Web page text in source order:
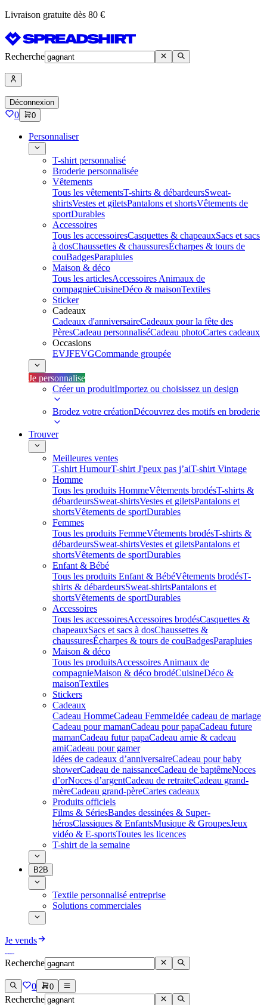
Livraison gratuite dès 80 €
Recherche
Déconnexion
0 0
Personnaliser
T-shirt personnalisé
Broderie personnalisée
Vêtements
Tous les vêtementsT-shirts & débardeursSweat-
shirtsVestes et giletsPantalons et shortsVêtements de
sportDurables
Accessoires
Tous les accessoiresCasquettes & chapeauxSacs et sacs
à dosChaussettes & chaussuresÉcharpes & tours de
couBadgesParapluies
Maison & déco
Tous les articlesAccessoires Animaux de
compagnieCuisineDéco & maisonTextiles
Sticker
Cadeaux
Cadeaux d'anniversaireCadeaux pour la fête des
PèresCadeau personnaliséCadeau photoCartes cadeaux
Occasions
EVJFEVGCommande groupée
Je personnalise
Créer un produitImportez ou choisissez un design
Brodez votre créationDécouvrez des motifs en broderie
Trouver
Meilleures ventes
T-shirt HumourT-shirt J'peux pas j’aiT-shirt Vintage
Homme
Tous les produits HommeVêtements brodésT-shirts &
débardeursSweat-shirtsVestes et giletsPantalons et
shortsVêtements de sportDurables
Femmes
Tous les produits FemmeVêtements brodésT-shirts &
débardeursSweat-shirtsVestes et giletsPantalons et
shortsVêtements de sportDurables
Enfant & Bébé
Tous les produits Enfant & BébéVêtements brodésT-
shirts & débardeursSweat-shirtsPantalons et
shortsVêtements de sportDurables
Accessoires
Tous les accessoiresAccessoires brodésCasquettes &
chapeauxSacs et sacs à dosChaussettes &
chaussuresÉcharpes & tours de couBadgesParapluies
Maison & déco
Tous les produitsAccessoires Animaux de
compagnieMaison & déco brodéCuisineDéco &
maisonTextiles
Stickers
Cadeaux
Cadeau HommeCadeau FemmeIdée cadeau de mariage​
Cadeau pour mamanCadeau pour papaCadeau future
mamanCadeau futur papaCadeau amie & cadeau
amiCadeau pour gamer
Idées de cadeaux d’anniversaireCadeau pour baby
showerCadeau de naissanceCadeau de baptêmeNoces
d’orNoces d’argentCadeau de retraiteCadeau grand-
mèreCadeau grand-pèreCartes cadeaux
Produits officiels
Films & SériesBandes dessinées & Super-
hérosClassiques & EnfantsMusique & GroupesJeux
vidéo & E-sportsToutes les licences
T-shirt de la semaine
B2B
Textile personnalisé entreprise
Solutions commerciales
Je vends
Recherche
0 0
Recherche